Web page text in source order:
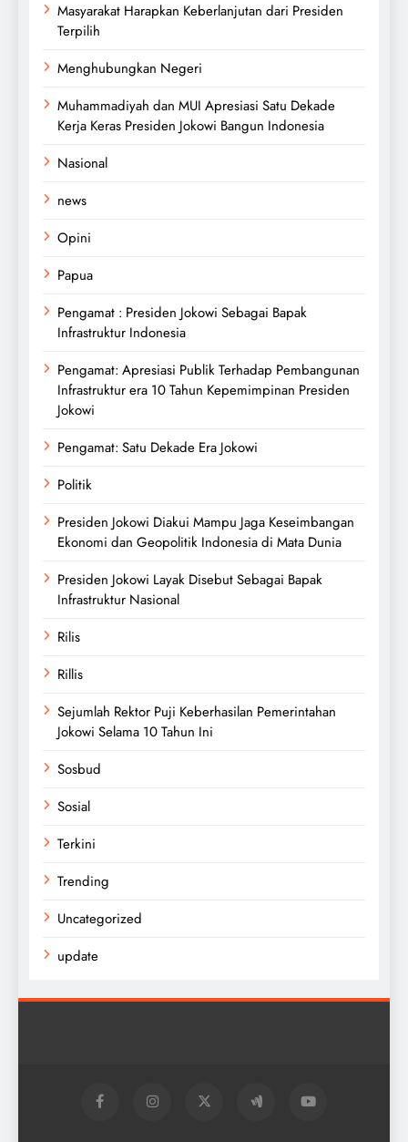
Masyarakat Harapkan Keberlanjutan dari Presiden
Terpilih
Menghubungkan Negeri
Muhammadiyah dan MUI Apresiasi Satu Dekade
Kerja Keras Presiden Jokowi Bangun Indonesia
Nasional
news
Opini
Papua
Pengamat : Presiden Jokowi Sebagai Bapak
Infrastruktur Indonesia
Pengamat: Apresiasi Publik Terhadap Pembangunan
Infrastruktur era 10 Tahun Kepemimpinan Presiden
Jokowi
Pengamat: Satu Dekade Era Jokowi
Politik
Presiden Jokowi Diakui Mampu Jaga Keseimbangan
Ekonomi dan Geopolitik Indonesia di Mata Dunia
Presiden Jokowi Layak Disebut Sebagai Bapak
Infrastruktur Nasional
Rilis
Rillis
Sejumlah Rektor Puji Keberhasilan Pemerintahan
Jokowi Selama 10 Tahun Ini
Sosbud
Sosial
Terkini
Trending
Uncategorized
update